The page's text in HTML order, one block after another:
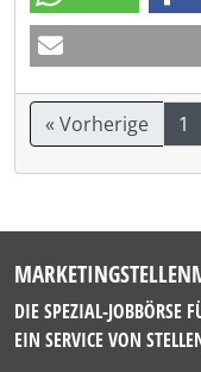
« Vorherige 1
DIE SPEZIAL-
EIN SERVICE VON